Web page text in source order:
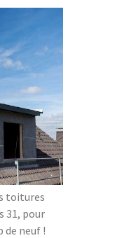
toitures
31, pour
de neuf !